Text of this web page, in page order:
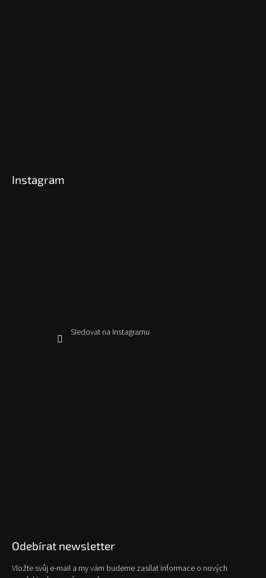
Instagram
Sledovat na Instagramu
Odebírat newsletter
Vložte svůj e-mail a my vám budeme zasílat informace o nových